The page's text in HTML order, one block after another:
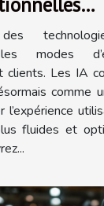
elles
des
les modes
clients. Les IA
comme
l’expérience
fluides et